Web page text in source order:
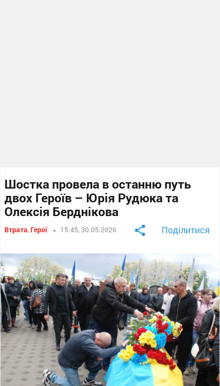
Шостка провела в останню путь
двох Героїв – Юрія Рудюка та
Олексія Берднікова
Втрата, Герої 15:45, 30.05.2026 Поділитися